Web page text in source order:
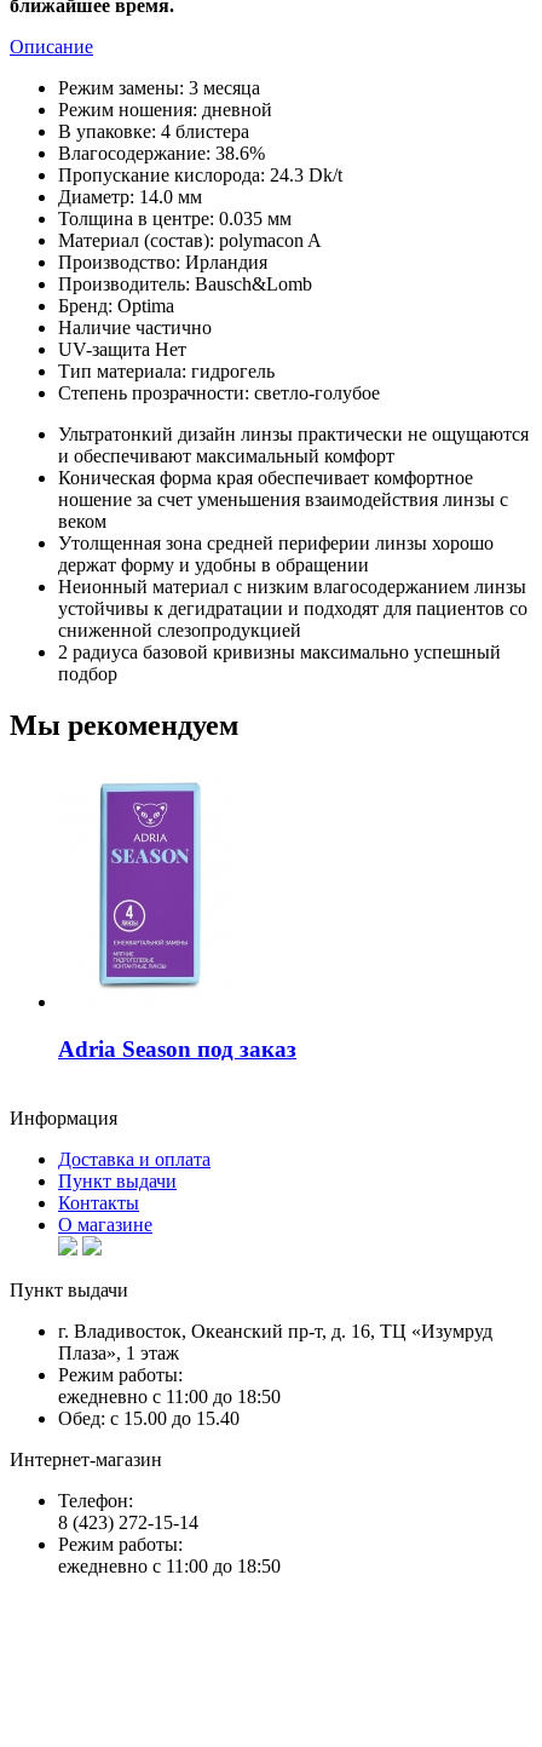
ближайшее время.
Описание
Режим замены: 3 месяца
Режим ношения: дневной
В упаковке: 4 блистера
Влагосодержание: 38.6%
Пропускание кислорода: 24.3 Dk/t
Диаметр: 14.0 мм
Толщина в центре: 0.035 мм
Материал (состав): polymacon A
Производство: Ирландия
Производитель: Bausch&Lomb
Бренд: Optima
Наличие частично
UV-защита Нет
Тип материала: гидрогель
Степень прозрачности: светло-голубое
Ультратонкий дизайн линзы практически не ощущаются
и обеспечивают максимальный комфорт
Коническая форма края обеспечивает комфортное
ношение за счет уменьшения взаимодействия линзы с
веком
Утолщенная зона средней периферии линзы хорошо
держат форму и удобны в обращении
Неионный материал с низким влагосодержанием линзы
устойчивы к дегидратации и подходят для пациентов со
сниженной слезопродукцией
2 радиуса базовой кривизны максимально успешный
подбор
Мы рекомендуем
Adria Season под заказ
Информация
Доставка и оплата
Пункт выдачи
Контакты
О магазине
Пункт выдачи
г. Владивосток, Океанский пр-т, д. 16, ТЦ «Изумруд
Плаза», 1 этаж
Режим работы:
ежедневно с 11:00 до 18:50
Обед: с 15.00 до 15.40
Интернет-магазин
Телефон:
8 (423) 272-15-14
Режим работы:
ежедневно с 11:00 до 18:50